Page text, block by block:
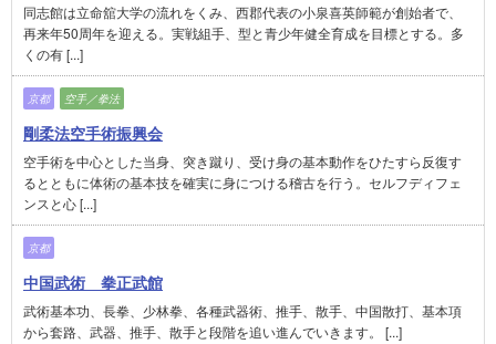
同志館は立命舘大学の流れをくみ、西郡代表の小泉喜英師範が創始者で、
再来年50周年を迎える。実戦組手、型と青少年健全育成を目標とする。多
くの有 [...]
京都 空手／拳法
剛柔法空手術振興会
空手術を中心とした当身、突き蹴り、受け身の基本動作をひたすら反復す
るとともに体術の基本技を確実に身につける稽古を行う。セルフディフェ
ンスと心 [...]
京都
中国武術 拳正武館
武術基本功、長拳、少林拳、各種武器術、推手、散手、中国散打、基本項
から套路、武器、推手、散手と段階を追い進んでいきます。 [...]